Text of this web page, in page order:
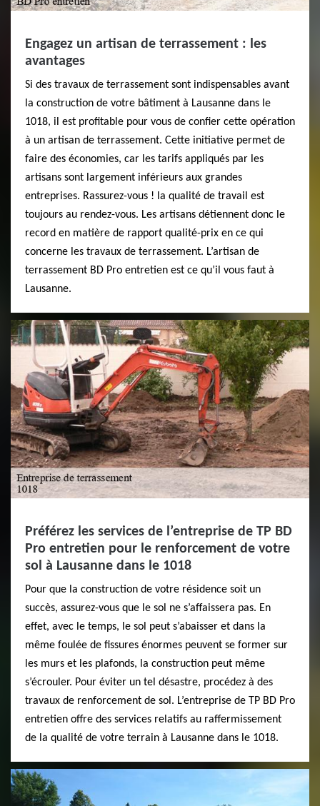
Engagez un artisan de terrassement : les
avantages
Si des travaux de terrassement sont indispensables avant
la construction de votre bâtiment à Lausanne dans le
1018, il est profitable pour vous de confier cette opération
à un artisan de terrassement. Cette initiative permet de
faire des économies, car les tarifs appliqués par les
artisans sont largement inférieurs aux grandes
entreprises. Rassurez-vous ! la qualité de travail est
toujours au rendez-vous. Les artisans détiennent donc le
record en matière de rapport qualité-prix en ce qui
concerne les travaux de terrassement. L’artisan de
terrassement BD Pro entretien est ce qu’il vous faut à
Lausanne.
Préférez les services de l’entreprise de TP BD
Pro entretien pour le renforcement de votre
sol à Lausanne dans le 1018
Pour que la construction de votre résidence soit un
succès, assurez-vous que le sol ne s’affaissera pas. En
effet, avec le temps, le sol peut s’abaisser et dans la
même foulée de fissures énormes peuvent se former sur
les murs et les plafonds, la construction peut même
s’écrouler. Pour éviter un tel désastre, procédez à des
travaux de renforcement de sol. L’entreprise de TP BD Pro
entretien offre des services relatifs au raffermissement
de la qualité de votre terrain à Lausanne dans le 1018.